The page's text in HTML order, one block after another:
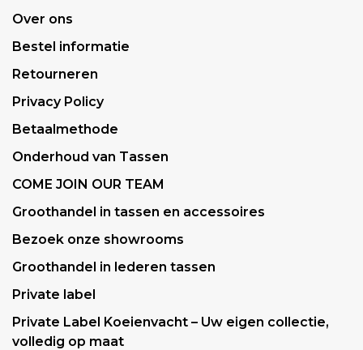
Over ons
Bestel informatie
Retourneren
Privacy Policy
Betaalmethode
Onderhoud van Tassen
COME JOIN OUR TEAM
Groothandel in tassen en accessoires
Bezoek onze showrooms
Groothandel in lederen tassen
Private label
Private Label Koeienvacht – Uw eigen collectie,
volledig op maat